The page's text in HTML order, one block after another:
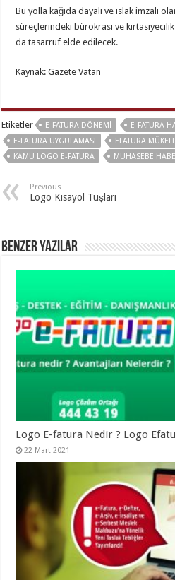
Bu yolla kağıda dayalı ve ıslak imzalı
süreçlerindeki bürokrasi ve
da tasarruf elde edilecek.
Kaynak: Gazete Vatan
Etiketler E-FATURA DÖNEMI E-FATURA
E-FATURA UYGULAMASI
EFATURA
KAMU LOGO E-FATURA
MUHASEBE
Previous
Logo Kısayol Tuşları
Benzer Yazılar
Logo E-fatura Nedir ? Logo
22 Mart 2021